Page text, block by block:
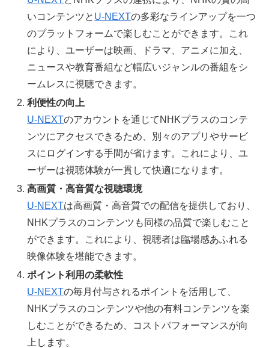
いコンテンツと U-NEXTの多彩なラインアップを一つ
のプラットフォームで楽しむことができます。これ
により、ユーザーは映画、ドラマ、アニメに加え、
ニュースや教育番組など幅広いジャンルの番組をシ
ームレスに視聴できます。
利便性の向上
U-NEXTのアカウントを通じてNHKプラスのコンテ
ンツにアクセスできるため、別々のアプリやサービ
スにログインする手間が省けます。これにより、ユ
ーザーは視聴体験が一貫して快適になります。
高画質・高音質な視聴環境
U-NEXTは高画質・高音質での配信を提供しており、
NHKプラスのコンテンツも同様の品質で楽しむこと
ができます。これにより、視聴者は臨場感あふれる
映像体験を堪能できます。
ポイント利用の柔軟性
U-NEXTの毎月付与されるポイントを活用して、
NHKプラスのコンテンツや他の有料コンテンツを楽
しむことができるため、コストパフォーマンスが向
上します。